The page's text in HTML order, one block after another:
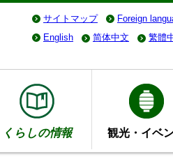
サイトマップ Foreign
English
简体中文 繁體
くらしの情報 観光・イベ